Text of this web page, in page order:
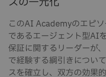
このAI Academyのエピ
であるエージェント型AI
保証に関するリーダーが
で経験する綱引きについ
スを確立し、双方の効果